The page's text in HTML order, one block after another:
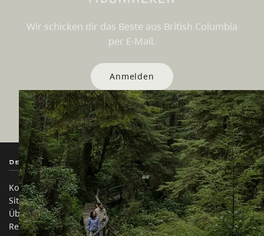
Wir schicken dir das Beste aus British Columbia
per E-Mail.
Anmelden
Destination BC
Kontakt
Sitemap
Über uns
Rechtliches & Richtlinien
Unsere Websites
Reisebranche
Medien
Unternehmen
简体中文 – China